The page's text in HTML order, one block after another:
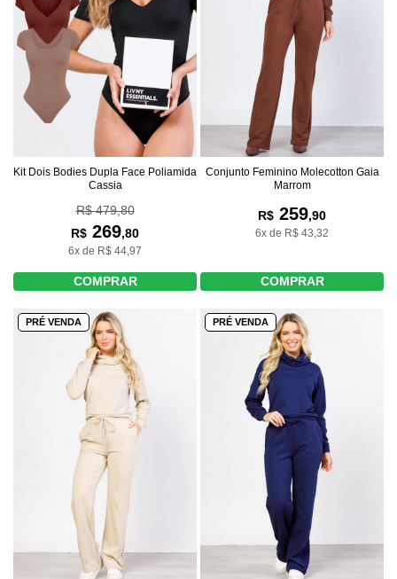
Kit Dois Bodies Dupla Face Poliamida
Cassia
R$ 479,80
R$ 269,80
6x de R$ 44,97
COMPRAR
Conjunto Feminino Molecotton Gaia
Marrom
R$ 259,90
6x de R$ 43,32
COMPRAR
PRÉ VENDA PRÉ VENDA